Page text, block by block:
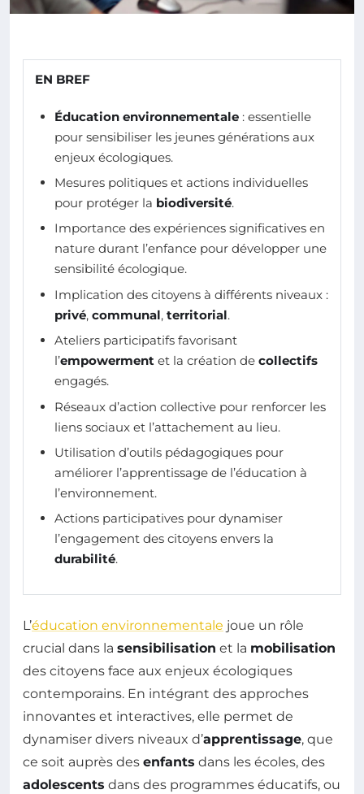
EN BREF
Éducation environnementale : essentielle
pour sensibiliser les jeunes générations aux
enjeux écologiques.
Mesures politiques et actions individuelles
pour protéger la biodiversité.
Importance des expériences significatives en
nature durant l’enfance pour développer une
sensibilité écologique.
Implication des citoyens à différents niveaux :
privé, communal, territorial.
Ateliers participatifs favorisant
l’empowerment et la création de collectifs
engagés.
Réseaux d’action collective pour renforcer les
liens sociaux et l’attachement au lieu.
Utilisation d’outils pédagogiques pour
améliorer l’apprentissage de l’éducation à
l’environnement.
Actions participatives pour dynamiser
l’engagement des citoyens envers la
durabilité.
L’éducation environnementale joue un rôle
crucial dans la sensibilisation et la mobilisation
des citoyens face aux enjeux écologiques
contemporains. En intégrant des approches
innovantes et interactives, elle permet de
dynamiser divers niveaux d’apprentissage, que
ce soit auprès des enfants dans les écoles, des
adolescents dans des programmes éducatifs, ou